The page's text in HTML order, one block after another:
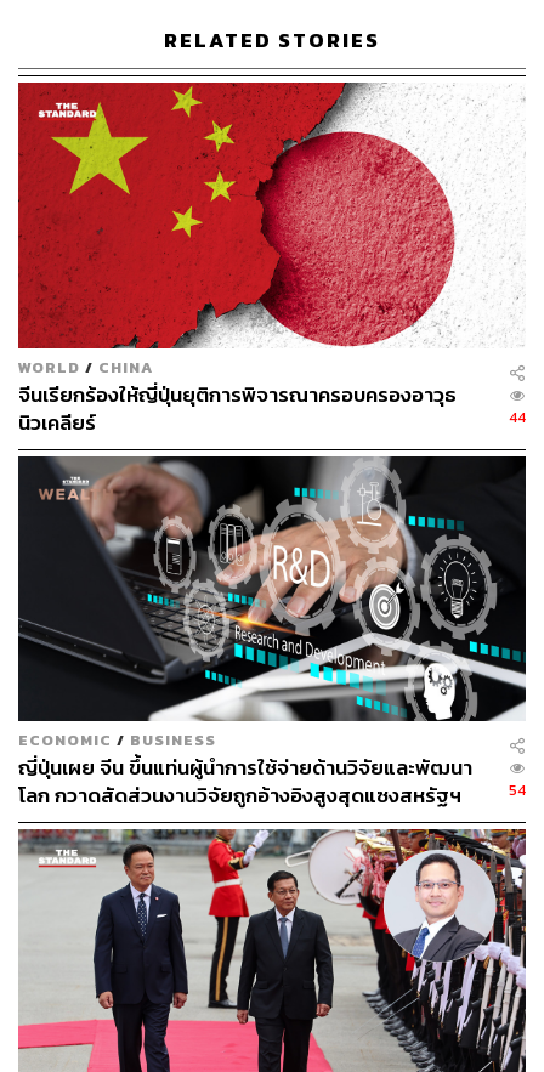
อิหร่านและการเปิดช่องแคบ Hormuz
ดีลที่ดีที่สุดจึงคือการแลกเปลี่ยน Taiwan-Tehran โดยสหรัฐฯ
ชะลอการขายอาวุธให้ไต้หวัน แลกกับการที่จีนช่วยกดดัน
อิหร่านให้เปิดช่องแคบ Hormuz หากเกิดขึ้นได้จะเป็น‘ดีล
แลกเปลี่ยน’ที่ตลาดไม่ได้คาดไว้
อย่างไรก็ดี ผมประเมินว่าผลลัพธ์ที่เป็นไปได้มากกว่า คือ
แถลงการณ์ร่วมที่ระบุว่าทั้งสองฝ่ายตระหนักถึงความสำคัญ
ของเสถียรภาพในแต่ละภูมิภาค โดยไม่มี กลไกบังคับใช้
รองรับเพราะเป็นรูปแบบปรกติที่มักเกิดขึ้นเสมอ
ดีลสุดท้ายคือเทคโนโลยี เหมือนจะอยู่บนโต๊ะ แต่ลึกๆ
ทั้งสองฝ่ายรู้ดีว่ายังไม่พร้อมที่จะดีลกันจริง
จีนต้องการ AI Chips และ Semiconductor Equipment เพื่อ
การผลิตขั้นสูง ฝั่งสหรัฐฯ ชัดเจนว่าจะไม่ผ่อนปรน เพราะการ
เป็นผู้นำด้าน AI กลายเป็นประเด็นความมั่นคงของชาติที่ไม่
อาจต่อรองได้ไปแล้ว
ผมมองว่านี่คือวาระที่สหรัฐฯ มีไพ่ต่อรองสูงที่สุดในบรรดาดีล
ทั้งหมด เนื่องจากเป็นสิ่งที่จีนต้องการจริงๆ
แม้โอกาสจะมีดีลเกิดขึ้นต่ำ แต่ผมไม่ปิดความเป็นไปได้ที่
Trump อาจใช้การเข้าถึงเทคโนโลยีเป็น‘ดีลลับ’เช่น การผ่อน
คลายมาตรการควบคุมการส่งออกชิปบางประเภท เพื่อแลก
กับดีลการนำเข้าสินค้า หรือการกดดันอิหร่าน ถ้าเกิดขึ้นจะ
เป็นแรงหนุนของทั้งตลาดจีนและสหรัฐฯ อย่างไม่ต้องสงสัย
ถึงจุดนี้ ไม่ว่าดีลไหนจะเกิดขึ้นหรือไม่ นักลงทุนก็ควรต้องเริ่ม
มองหากลยุทธ์ให้ตรงกับเป้าหมายและผลกระทบที่คาดว่าจะ
ระยะสั้น 1-3 เดือน แม้ดีลส่วนใหญ่จะเอียงไปทางบวก
RELATED STORIES
WORLD / CHINA
จีนเรียกร้องให้ญี่ปุ่นยุติการพิจารณาครอบครองอาวุธ
นิวเคลียร์
44
ECONOMIC / BUSINESS
ญี่ปุ่นเผย จีน ขึ้นแท่นผู้นำการใช้จ่ายด้านวิจัยและพัฒนา
โลก กวาดสัดส่วนงานวิจัยถูกอ้างอิงสูงสุดแซงสหรัฐฯ
54